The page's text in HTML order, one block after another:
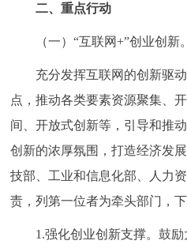
二、重点行动
（一）“互联网+”创业创新。
充分发挥互联网的创新驱动
点，推动各类要素资源聚集、
间、开放式创新等，引导和推
创新的浓厚氛围，打造经济发
技部、工业和信息化部、人力
责，列第一位者为牵头部门，下
1.强化创业创新支撑。鼓励